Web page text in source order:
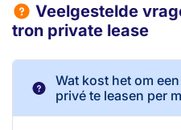
Veelgestelde
tron private lease
Wat kost het om
privé te leasen per